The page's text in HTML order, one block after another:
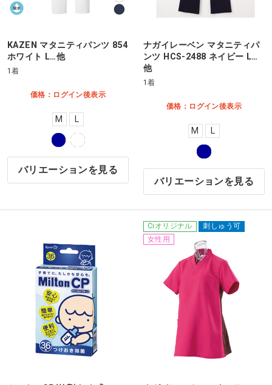
KAZEN マタニティパンツ 854
ホワイト L…他
1着
価格：ログイン後表示
M
バリエーションを見る
ナガイレーベン マタニティパ
ンツ HCS-2488 ネイビー L…
他
1着
価格：ログイン後表示
M
バリエーションを見る
Ciオリジナル
刺しゅう可
女性用